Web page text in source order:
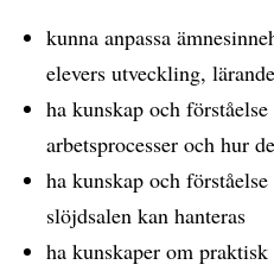
kunna anpassa
elevers utveckling,
ha kunskap och
arbetsprocesser och hur
ha kunskap och
slöjdsalen kan hanteras
ha kunskaper om